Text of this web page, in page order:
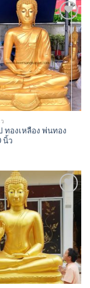
Add to
Wishlist
ทองเหลือง พ่นทอง
นิ้ว
Add to
Wishlist